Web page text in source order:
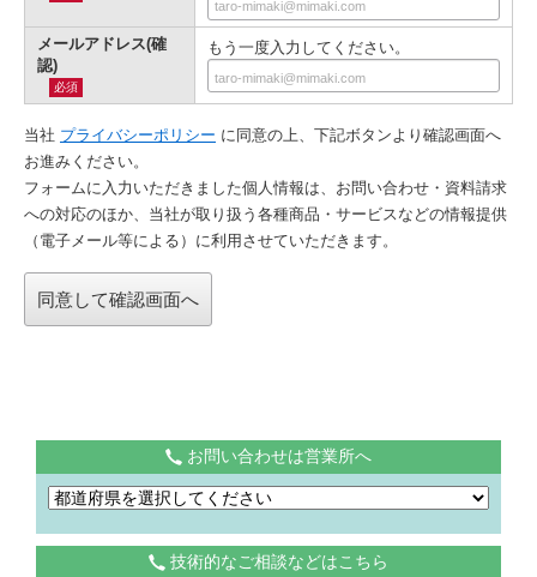
メールアドレス(確
認)
必須
もう一度入力してください。
当社 プライバシーポリシー に同意の上、下記ボタンより確認画⾯へ
お進みください。
フォームに入力いただきました個人情報は、お問い合わせ・資料請求
への対応のほか、当社が取り扱う各種商品・サービスなどの情報提供
（電子メール等による）に利用させていただきます。
お問い合わせは営業所へ
技術的なご相談などはこちら